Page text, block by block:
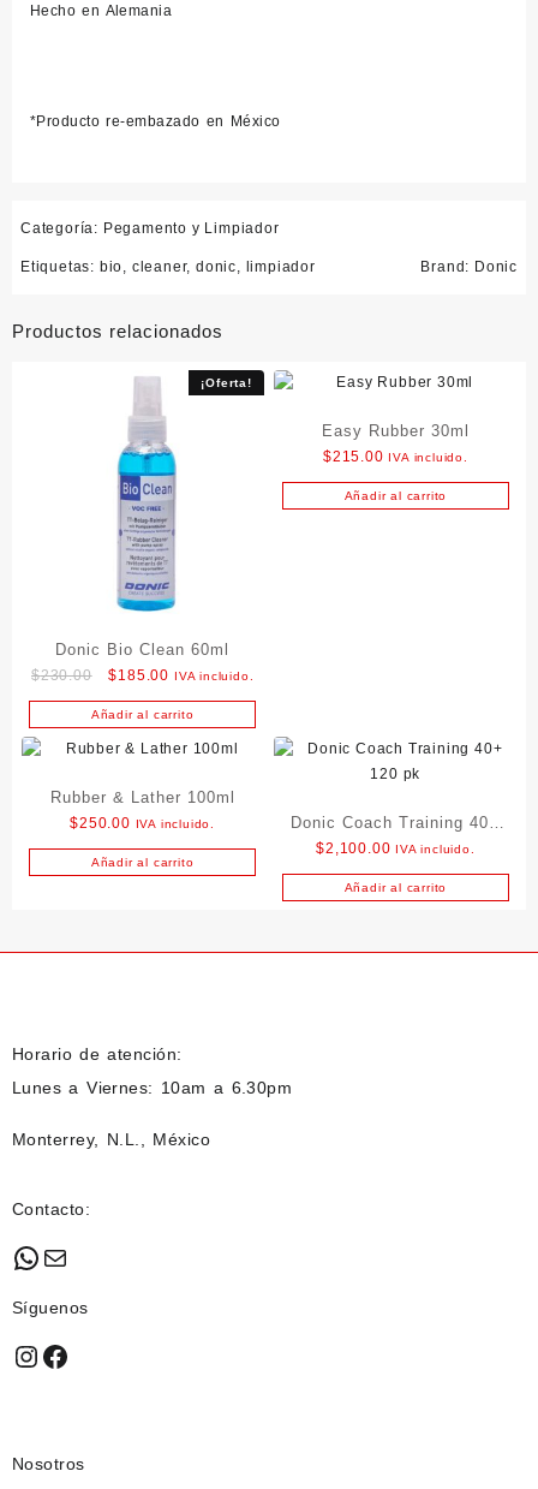
Hecho en Alemania
*Producto re-embazado en México
Categoría: Pegamento y Limpiador
Etiquetas: bio, cleaner,donic, limpiador Brand: Donic
Productos relacionados
¡Oferta!
Donic Bio Clean 60ml
$230.00
Original
price
was:
$230.00.
$185.00 Current
price
is:
$185.00.
IVA incluido.
Añadir al carrito
Easy Rubber 30ml
$215.00 IVA incluido.
Añadir al carrito
Rubber & Lather 100ml
$250.00 IVA incluido.
Añadir al carrito
Donic Coach Training 40+
120 pk
$2,100.00 IVA incluido.
Añadir al carrito
Horario de atención:
Lunes a Viernes: 10am a 6.30pm
Monterrey, N.L., México
Contacto:
WhatsApp
Mail
Síguenos
Instagram
Facebook
Nosotros